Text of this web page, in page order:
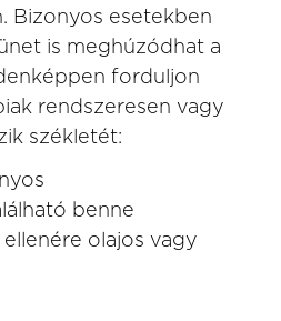
Bizonyos esetekben
is meghúzódhat a
forduljon
rendszeresen vagy
székletét:
benne
olajos vagy